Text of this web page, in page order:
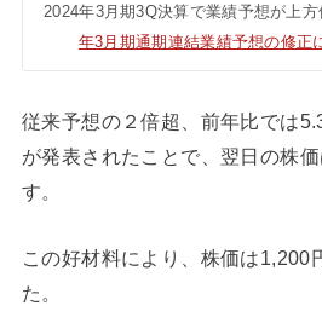
2024年3月期3Q決算で業績予想が上方
年3月期通期連結業績予想の修正
従来予想の２倍超、前年比では
が発表されたことで、翌日の株
す。
この好材料により、株価は1,200
た。